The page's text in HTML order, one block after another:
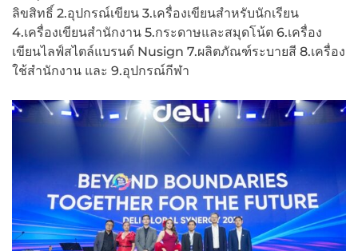
ลิขสิทธิ์ 2.อุปกรณ์เขียน 3.เครื่องเขียนสำหรับนักเรียน
4.เครื่องเขียนสำนักงาน 5.กระดาษและสมุดโน้ต 6.เครื่อง
เขียนไลฟ์สไตล์แบรนด์ Nusign 7.ผลิตภัณฑ์ระบายสี 8.เครื่อง
ใช้สำนักงาน และ 9.อุปกรณ์กีฬา